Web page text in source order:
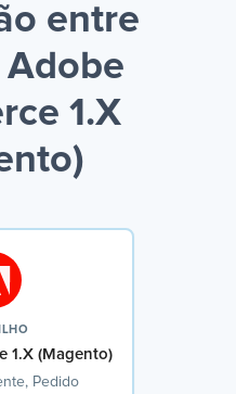
entre
Adobe
1.X
1.X (Magento)
Pedido